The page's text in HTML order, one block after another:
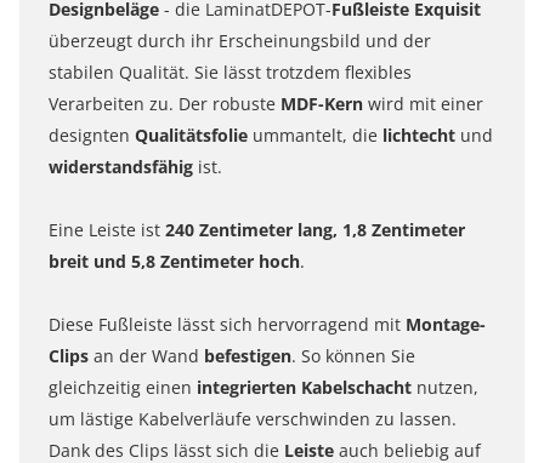
Designbeläge - die LaminatDEPOT-Fußleiste Exquisit
überzeugt durch ihr Erscheinungsbild und der
stabilen Qualität. Sie lässt trotzdem flexibles
Verarbeiten zu. Der robuste MDF-Kern wird mit einer
designten Qualitätsfolie ummantelt, die lichtecht und
widerstandsfähig ist.
Eine Leiste ist 240 Zentimeter lang, 1,8 Zentimeter
breit und 5,8 Zentimeter hoch.
Diese Fußleiste lässt sich hervorragend mit Montage-
Clips an der Wand befestigen. So können Sie
gleichzeitig einen integrierten Kabelschacht nutzen,
um lästige Kabelverläufe verschwinden zu lassen.
Dank des Clips lässt sich die Leiste auch beliebig auf